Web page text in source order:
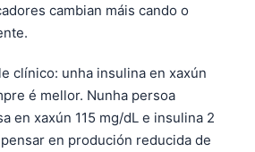
cambian máis cando o
clínico: unha insulina en xaxún
é mellor. Nunha persoa
en xaxún 115 mg/dL e insulina 2
en produción reducida de